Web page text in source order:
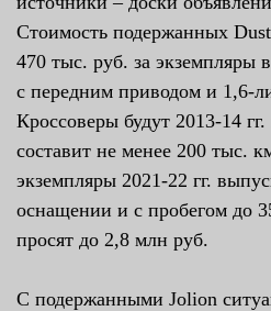
Стоимость подержанных
470 тыс. руб. за экземпляры
с передним приводом и 1,6-
Кроссоверы будут 2013-14
составит не менее 200 тыс.
экземпляры 2021-22 гг.
оснащении и с пробегом до
просят до 2,8 млн руб.
С подержанными Jolion